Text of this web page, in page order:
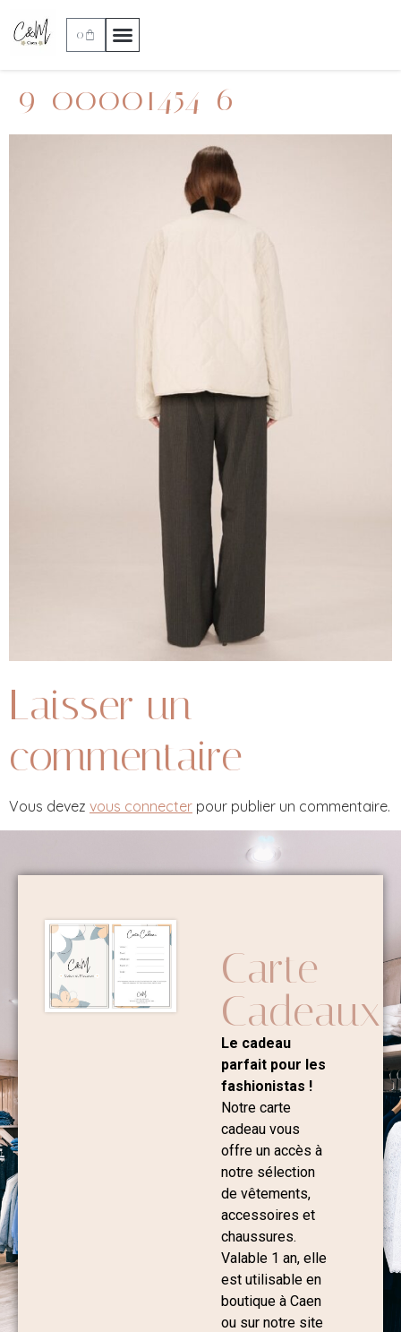
0
9_00001454_6
Laisser un
commentaire
Vous devez vous connecter pour publier un commentaire.
Carte
Cadeaux
Le cadeau
parfait pour les
fashionistas !
Notre carte
cadeau vous
offre un accès à
notre sélection
de vêtements,
accessoires et
chaussures.
Valable 1 an, elle
est utilisable en
boutique à Caen
ou sur notre site